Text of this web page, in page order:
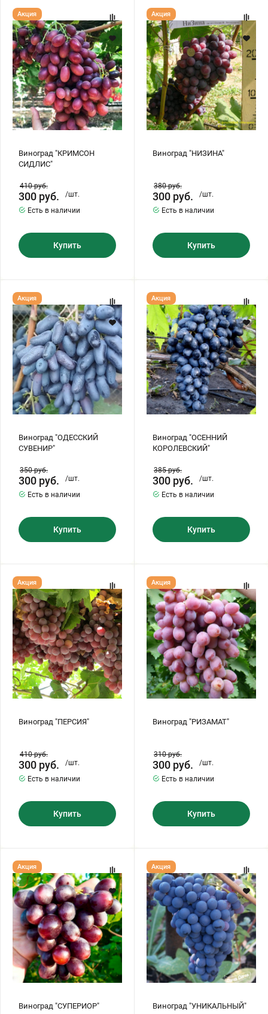
Виноград
"КРИМСОН
СИДЛИС"
Виноград "КРИМСОН
СИДЛИС"
Акция
410руб.
300 руб.
/шт.
Есть в наличии
Купить
Виноград
"НИЗИНА"
Виноград "НИЗИНА"
Акция
380руб.
300 руб.
/шт.
Есть в наличии
Купить
Виноград
"ОДЕССКИЙ
СУВЕНИР"
Виноград "ОДЕССКИЙ
СУВЕНИР"
Акция
350руб.
300 руб.
/шт.
Есть в наличии
Купить
Виноград
"ОСЕННИЙ
КОРОЛЕВСКИЙ"
Виноград "ОСЕННИЙ
КОРОЛЕВСКИЙ"
Акция
385руб.
300 руб.
/шт.
Есть в наличии
Купить
Виноград
"ПЕРСИЯ"
Виноград "ПЕРСИЯ"
Акция
410руб.
300 руб.
/шт.
Есть в наличии
Купить
Виноград
"РИЗАМАТ"
Виноград "РИЗАМАТ"
Акция
310руб.
300 руб.
/шт.
Есть в наличии
Купить
Виноград
"СУПЕРИОР"
Виноград "СУПЕРИОР"
Акция
Виноград
"УНИКАЛЬНЫЙ"
Виноград "УНИКАЛЬНЫЙ"
Акция